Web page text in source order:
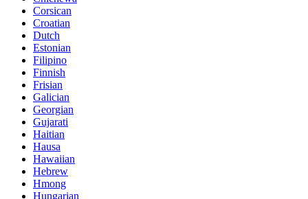
Corsican
Croatian
Dutch
Estonian
Filipino
Finnish
Frisian
Galician
Georgian
Gujarati
Haitian
Hausa
Hawaiian
Hebrew
Hmong
Hungarian